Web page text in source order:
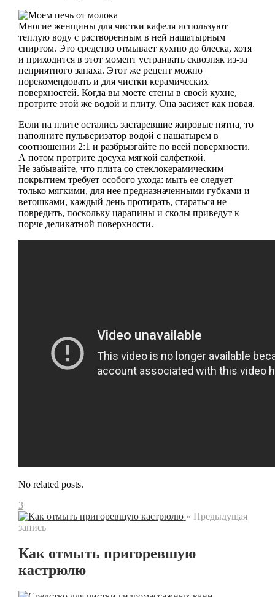
Многие женщины для чистки кафеля используют
теплую воду с растворенным в ней нашатырным
спиртом. Это средство отмывает кухню до блеска, хотя
и приходится в этот момент устраивать сквозняк из-за
неприятного запаха. Этот же рецепт можно
порекомендовать и для чистки керамических
поверхностей. Когда вы моете стены в своей кухне,
протрите этой же водой и плиту. Она засияет как новая.
Если на плите остались застаревшие жировые пятна, то
наполните пульверизатор водой с нашатырем в
соотношении 2:1 и разбрызгайте по всей поверхности.
А потом протрите досуха мягкой салфеткой.
Не забывайте, что плита со стеклокерамическим
покрытием требует особого ухода: мыть ее следует
только мягкими, для нее предназначенными губками и
ветошками, каждый день протирать, стараться не
повредить, поскольку царапины и сколы приведут к
порче деликатной поверхности.
No related posts.
3
« Предыдущая
запись
Как отмыть пригоревшую
кастрюлю